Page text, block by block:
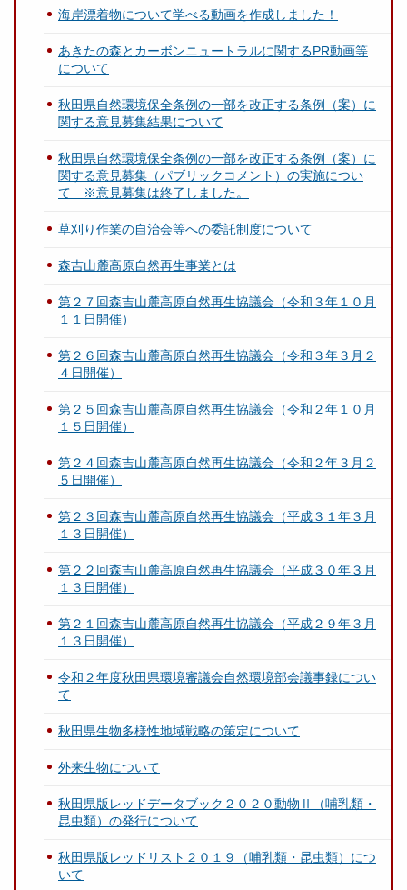
海岸漂着物について学べる動画を作成しました！
あきたの森とカーボンニュートラルに関するPR動画等
について
秋田県自然環境保全条例の一部を改正する条例（案）に
関する意見募集結果について
秋田県自然環境保全条例の一部を改正する条例（案）に
関する意見募集（パブリックコメント）の実施につい
て ※意見募集は終了しました。
草刈り作業の自治会等への委託制度について
森吉山麓高原自然再生事業とは
第２７回森吉山麓高原自然再生協議会（令和３年１０月
１１日開催）
第２６回森吉山麓高原自然再生協議会（令和３年３月２
４日開催）
第２５回森吉山麓高原自然再生協議会（令和２年１０月
１５日開催）
第２４回森吉山麓高原自然再生協議会（令和２年３月２
５日開催）
第２３回森吉山麓高原自然再生協議会（平成３１年３月
１３日開催）
第２２回森吉山麓高原自然再生協議会（平成３０年３月
１３日開催）
第２１回森吉山麓高原自然再生協議会（平成２９年３月
１３日開催）
令和２年度秋田県環境審議会自然環境部会議事録につい
て
秋田県生物多様性地域戦略の策定について
外来生物について
秋田県版レッドデータブック２０２０動物Ⅱ（哺乳類・
昆虫類）の発行について
秋田県版レッドリスト２０１９（哺乳類・昆虫類）につ
いて